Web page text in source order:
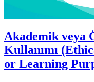
Akademik veya
Kullanımı
or Learning